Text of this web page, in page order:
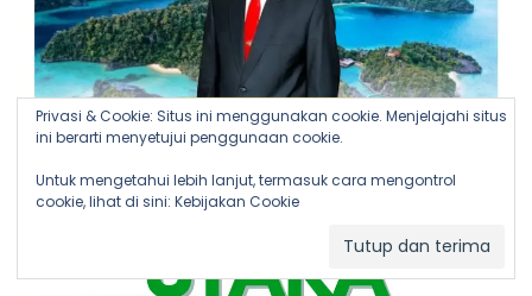
Privasi & Cookie: Situs ini menggunakan cookie. Menjelajahi situs
ini berarti menyetujui penggunaan cookie.
Untuk mengetahui lebih lanjut, termasuk cara mengontrol
cookie, lihat di sini: Kebijakan Cookie